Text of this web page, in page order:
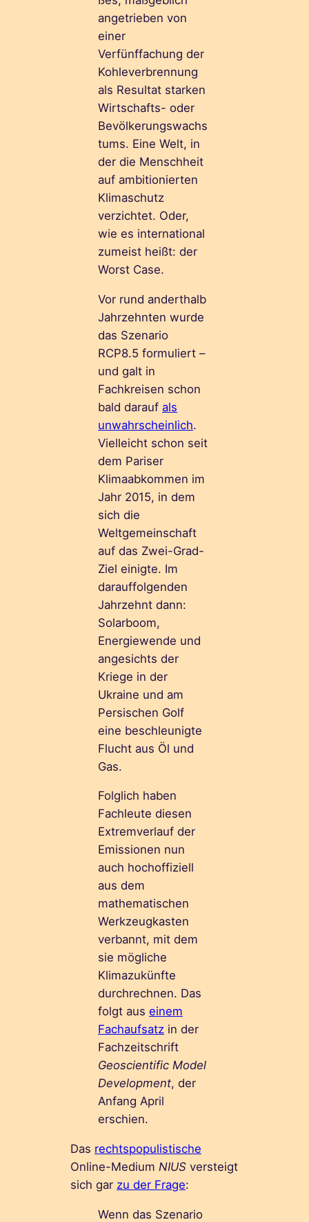
angetrieben von
einer
Verfünffachung der
Kohleverbrennung
als Resultat starken
Wirtschafts- oder
Bevölkerungswachs
tums. Eine Welt, in
der die Menschheit
auf ambitionierten
Klimaschutz
verzichtet. Oder,
wie es international
zumeist heißt: der
Worst Case.
Vor rund anderthalb
Jahrzehnten wurde
das Szenario
RCP8.5 formuliert –
und galt in
Fachkreisen schon
bald daraufals
unwahrscheinlich.
Vielleicht schon seit
dem Pariser
Klimaabkommen im
Jahr 2015, in dem
sich die
Weltgemeinschaft
auf das Zwei-Grad-
Ziel einigte. Im
darauffolgenden
Jahrzehnt dann:
Solarboom,
Energiewende und
angesichts der
Kriege in der
Ukraine und am
Persischen Golf
eine beschleunigte
Flucht aus Öl und
Gas.
Folglich haben
Fachleute diesen
Extremverlauf der
Emissionen nun
auch hochoffiziell
aus dem
mathematischen
Werkzeugkasten
verbannt, mit dem
sie mögliche
Klimazukünfte
durchrechnen. Das
folgt auseinem
Fachaufsatz in der
Fachzeitschrift
Geoscientific Model
Development, der
Anfang April
erschien.
Das rechtspopulistische
Online-MediumNIUS versteigt
sich gar zu der Frage:
Wenn das Szenario